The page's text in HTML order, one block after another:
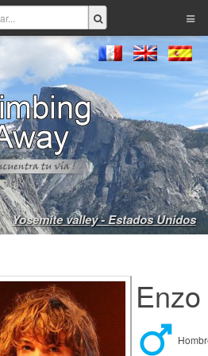
Yosemite valley - Estados Unidos